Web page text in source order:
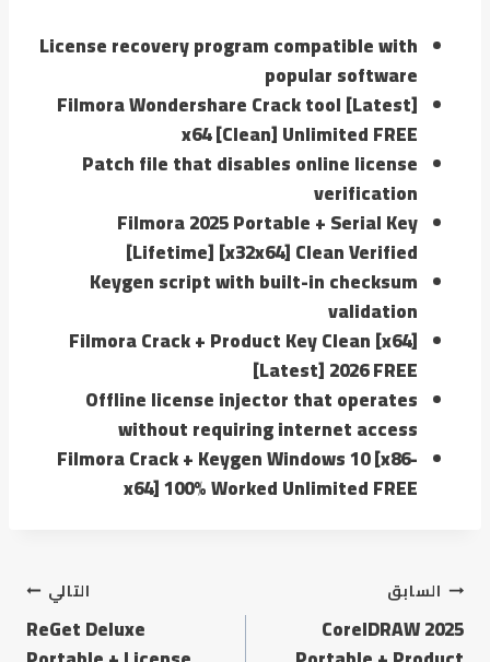
License recovery program compatible with
popular software
Filmora Wondershare Crack tool [Latest]
x64 [Clean] Unlimited FREE
Patch file that disables online license
verification
Filmora 2025 Portable + Serial Key
[Lifetime] [x32x64] Clean Verified
Keygen script with built-in checksum
validation
Filmora Crack + Product Key Clean [x64]
[Latest] 2026 FREE
Offline license injector that operates
without requiring internet access
Filmora Crack + Keygen Windows 10 [x86-
x64] 100% Worked Unlimited FREE
السابق
CorelDRAW 2025
التالي
ReGet Deluxe